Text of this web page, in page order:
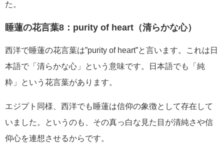
た。
睡蓮の花言葉8：purity of heart（清らかな心）
西洋で睡蓮の花言葉は”purity of heart”と言います。これは日
本語で「清らかな心」という意味です。日本語でも「純
粋」という花言葉があります。
エジプト同様、西洋でも睡蓮は信仰の象徴として存在して
いました。というのも、その真っ白な見た目が清純さや信
仰心を連想させるからです。